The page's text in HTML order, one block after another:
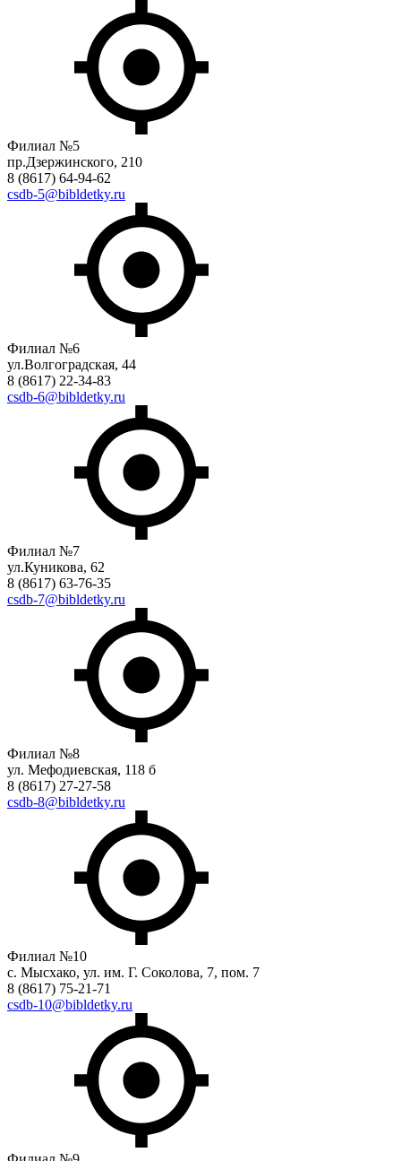
Филиал №5
пр.Дзержинского, 210
8 (8617) 64-94-62
csdb-5@bibldetky.ru
Филиал №6
ул.Волгоградская, 44
8 (8617) 22-34-83
csdb-6@bibldetky.ru
Филиал №7
ул.Куникова, 62
8 (8617) 63-76-35
csdb-7@bibldetky.ru
Филиал №8
ул. Мефодиевская, 118 б
8 (8617) 27-27-58
csdb-8@bibldetky.ru
Филиал №10
с. Мысхако, ул. им. Г. Соколова, 7, пом. 7
8 (8617) 75-21-71
csdb-10@bibldetky.ru